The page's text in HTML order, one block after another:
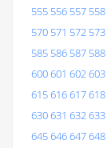
555 556 557 558
570 571 572 573
585 586 587 588
600601 602603
615616617618
630631 632633
645646647648